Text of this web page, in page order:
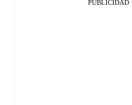
PUBLICIDAD